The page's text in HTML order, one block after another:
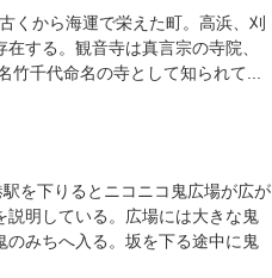
くから海運で栄えた町。高浜、刈
する。観音寺は真言宗の寺院、
千代命名の寺として知られて...
を下りるとニコニコ鬼広場が広が
明している。広場には大きな鬼
みちへ入る。坂を下る途中に鬼